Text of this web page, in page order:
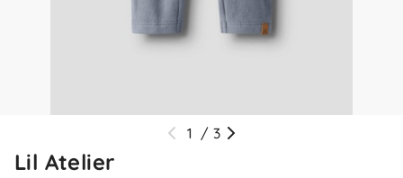
1 / 3
Lil Atelier